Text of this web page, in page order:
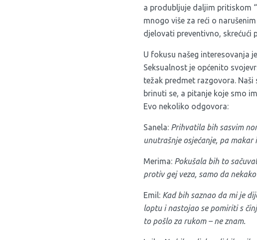
a produbljuje daljim pritiskom
mnogo više za reći o
djelovati preventivno, skrećući
U fokusu našeg interesovanja
Seksualnost je općenito
težak predmet razgovora.
brinuti se, a pitanje koje smo
Evo nekoliko odgovora:
Sanela: Prihvatila bih sasvim
unutrašnje osjećanje, pa makar
Merima: Pokušala bih to
protiv gej veza, samo da
Emil: Kad bih saznao da mi je
loptu i nastojao se pomiriti s
to pošlo za rukom – ne znam.